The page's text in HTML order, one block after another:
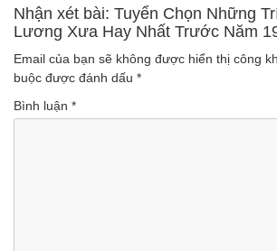
(Lượt nghe: 1,347)
nghe: 971)
Nhận xét bài: Tuyển Chọn Những
Lương Xưa Hay Nhất Trước Năm
Email của bạn sẽ không được hiển thị công
buộc được đánh dấu *
Bình luận *